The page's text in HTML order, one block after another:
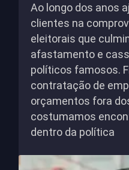
Ao longo dos anos
clientes na
eleitorais que
afastamento e
políticos famosos.
contratação de
orçamentos fora
costumamos
dentro da política